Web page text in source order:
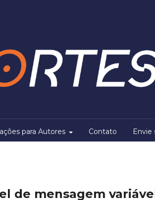
para Autores Contato Envie
de mensagem